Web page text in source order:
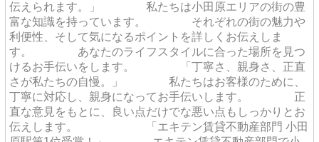
伝えられます。」 私たちは小田原エリアの街の豊
富な知識を持っています。 それぞれの街の魅力や
利便性、そして気になるポイントを詳しくお伝えしま
す。 あなたのライフスタイルに合った場所を見つ
けるお手伝いをします。 「丁寧さ、親身さ、正直
さが私たちの自慢。」 私たちはお客様のために、
丁寧に対応し、親身になってお手伝いします。 正
直な意見をもとに、良い点だけでな悪い点もしっかりとお
伝えします。 「エキテン賃貸不動産部門 小田